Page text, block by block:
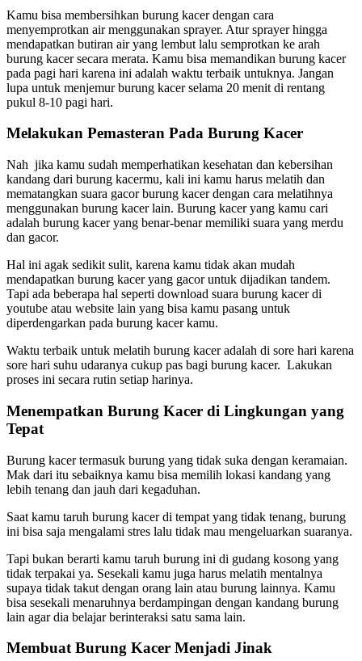
Kamu bisa membersihkan burung kacer dengan cara
menyemprotkan air menggunakan sprayer. Atur sprayer hingga
mendapatkan butiran air yang lembut lalu semprotkan ke arah
burung kacer secara merata. Kamu bisa memandikan burung kacer
pada pagi hari karena ini adalah waktu terbaik untuknya. Jangan
lupa untuk menjemur burung kacer selama 20 menit di rentang
pukul 8-10 pagi hari.
Melakukan Pemasteran Pada Burung Kacer
Nah jika kamu sudah memperhatikan kesehatan dan kebersihan
kandang dari burung kacermu, kali ini kamu harus melatih dan
mematangkan suara gacor burung kacer dengan cara melatihnya
menggunakan burung kacer lain. Burung kacer yang kamu cari
adalah burung kacer yang benar-benar memiliki suara yang merdu
dan gacor.
Hal ini agak sedikit sulit, karena kamu tidak akan mudah
mendapatkan burung kacer yang gacor untuk dijadikan tandem.
Tapi ada beberapa hal seperti download suara burung kacer di
youtube atau website lain yang bisa kamu pasang untuk
diperdengarkan pada burung kacer kamu.
Waktu terbaik untuk melatih burung kacer adalah di sore hari karena
sore hari suhu udaranya cukup pas bagi burung kacer. Lakukan
proses ini secara rutin setiap harinya.
Menempatkan Burung Kacer di Lingkungan yang
Tepat
Burung kacer termasuk burung yang tidak suka dengan keramaian.
Mak dari itu sebaiknya kamu bisa memilih lokasi kandang yang
lebih tenang dan jauh dari kegaduhan.
Saat kamu taruh burung kacer di tempat yang tidak tenang, burung
ini bisa saja mengalami stres lalu tidak mau mengeluarkan suaranya.
Tapi bukan berarti kamu taruh burung ini di gudang kosong yang
tidak terpakai ya. Sesekali kamu juga harus melatih mentalnya
supaya tidak takut dengan orang lain atau burung lainnya. Kamu
bisa sesekali menaruhnya berdampingan dengan kandang burung
lain agar dia belajar berinteraksi satu sama lain.
Membuat Burung Kacer Menjadi Jinak